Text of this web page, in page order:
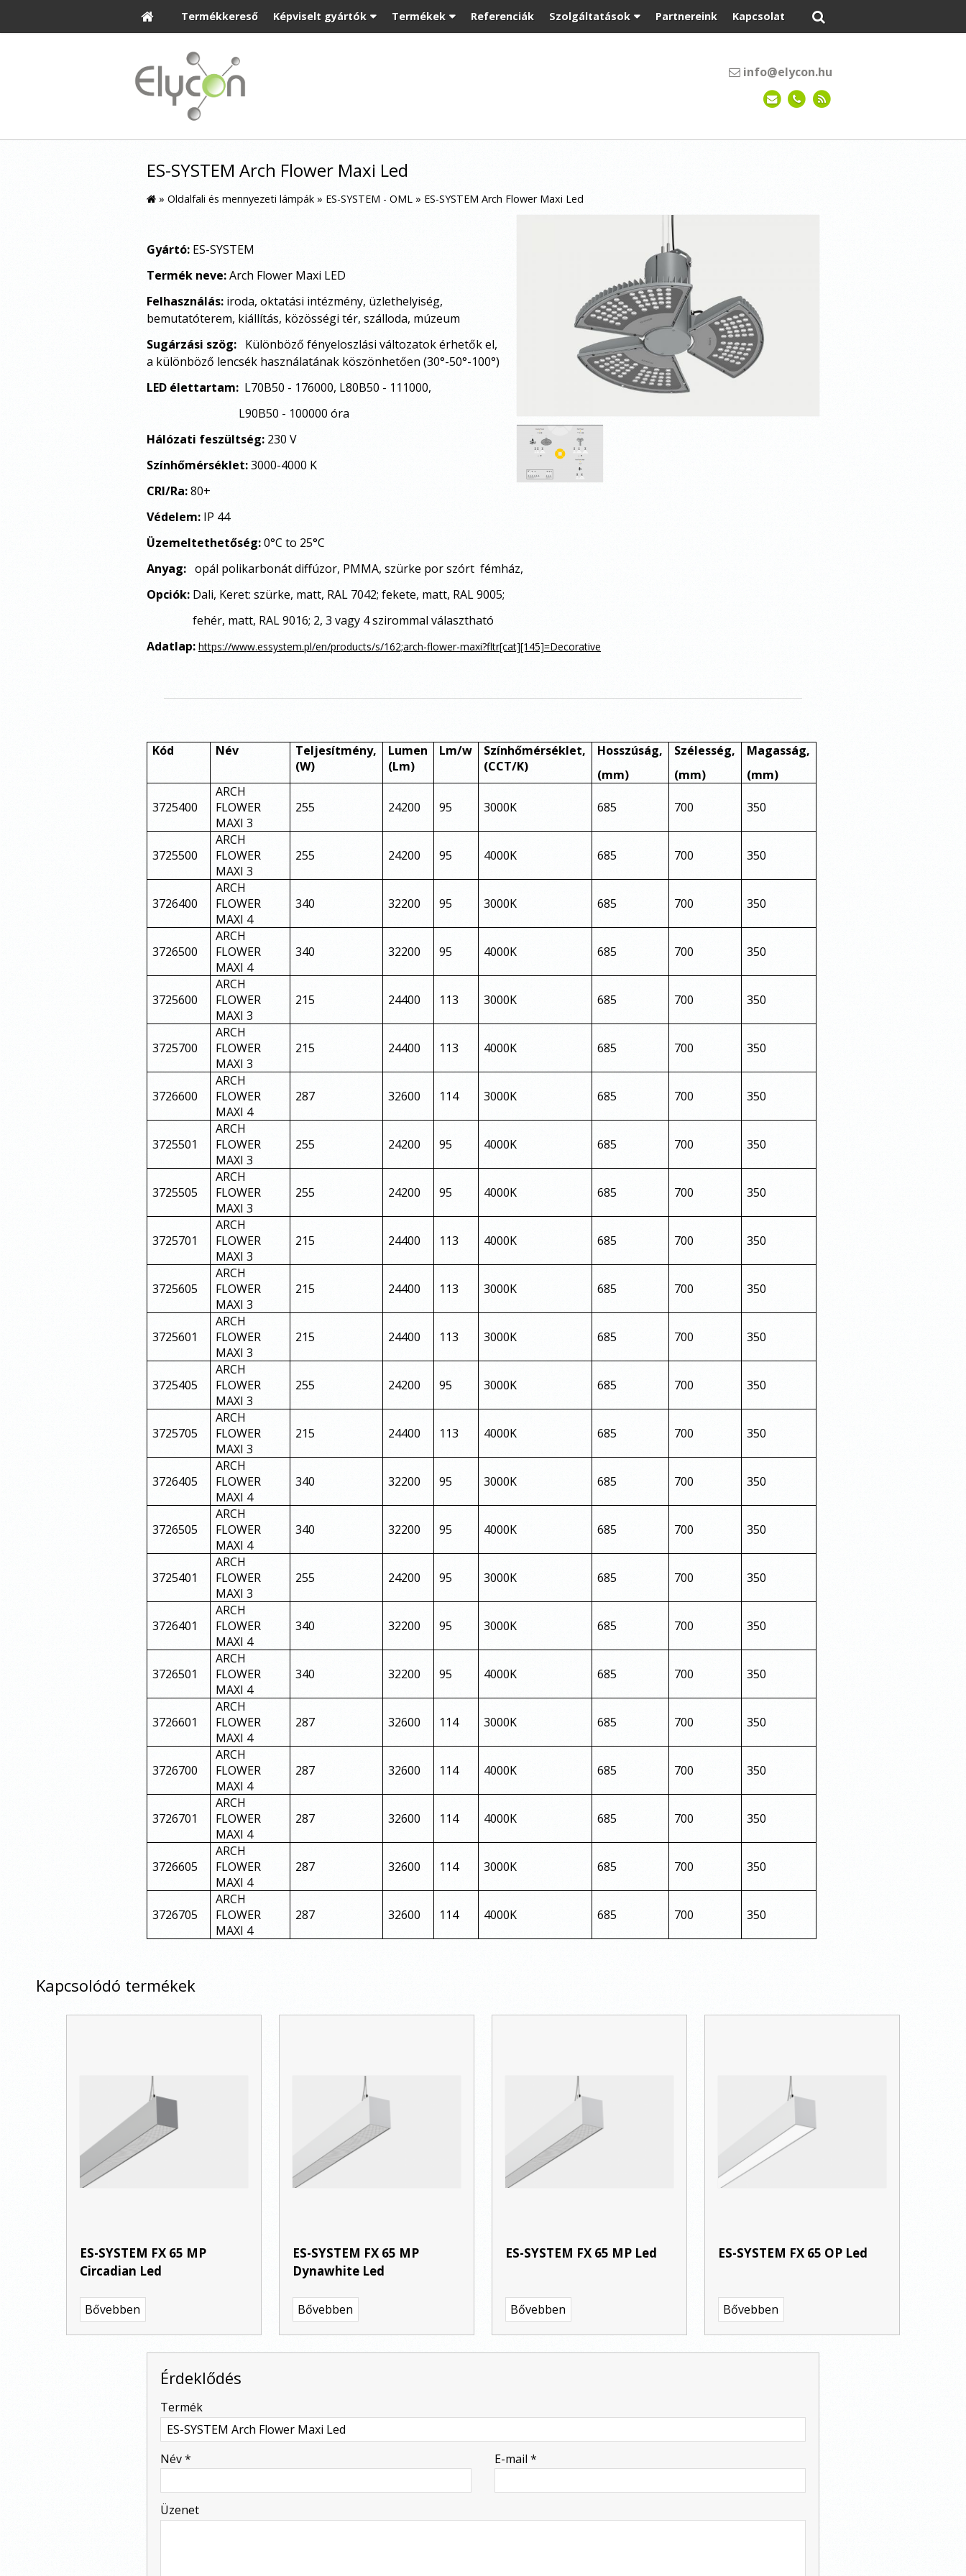
Termékkereső Képviselt gyártók Termékek Referenciák Szolgáltatások Partnereink Kapcsolat
info@elycon.hu
ES-SYSTEM Arch Flower Maxi Led
» Oldalfali és mennyezeti lámpák » ES-SYSTEM - OML » ES-SYSTEM Arch Flower Maxi Led
Gyártó: ES-SYSTEM
Termék neve:Arch Flower Maxi LED
Felhasználás: iroda, oktatási intézmény, üzlethelyiség,
bemutatóterem, kiállítás, közösségi tér, szálloda, múzeum
Sugárzási szög: Különböző fényeloszlási változatok érhetők el,
a különböző lencsék használatának köszönhetően (30°-50°-100°)
LED élettartam: L70B50 - 176000, L80B50 - 111000,
L90B50 - 100000 óra
Hálózati feszültség: 230 V
Színhőmérséklet:3000-4000 K
CRI/Ra:80+
Védelem: IP 44
Üzemeltethetőség:0°C to 25°C
Anyag: opál polikarbonát diffúzor, PMMA, szürke por szórt fémház,
Opciók: Dali, Keret: szürke, matt, RAL 7042; fekete, matt, RAL 9005;
fehér, matt, RAL 9016; 2, 3 vagy 4 szirommal választható
Adatlap: https://www.essystem.pl/en/products/s/162;arch-flower-maxi?fltr[cat][145]=Decorative
Kód Név
Teljesítmény,
(W)
Lumen
(Lm)
Lm/w
Színhőmérséklet,
(CCT/K)
Hosszúság,
(mm)
Szélesség,
(mm)
Magasság,
(mm)
3725400
ARCH
FLOWER
MAXI 3
255 24200 95 3000K 685 700 350
3725500
ARCH
FLOWER
MAXI 3
255 24200 95 4000K 685 700 350
3726400
ARCH
FLOWER
MAXI 4
340 32200 95 3000K 685 700 350
3726500
ARCH
FLOWER
MAXI 4
340 32200 95 4000K 685 700 350
3725600
ARCH
FLOWER
MAXI 3
215 24400 113 3000K 685 700 350
3725700
ARCH
FLOWER
MAXI 3
215 24400 113 4000K 685 700 350
3726600
ARCH
FLOWER
MAXI 4
287 32600 114 3000K 685 700 350
3725501
ARCH
FLOWER
MAXI 3
255 24200 95 4000K 685 700 350
3725505
ARCH
FLOWER
MAXI 3
255 24200 95 4000K 685 700 350
3725701
ARCH
FLOWER
MAXI 3
215 24400 113 4000K 685 700 350
3725605
ARCH
FLOWER
MAXI 3
215 24400 113 3000K 685 700 350
3725601
ARCH
FLOWER
MAXI 3
215 24400 113 3000K 685 700 350
3725405
ARCH
FLOWER
MAXI 3
255 24200 95 3000K 685 700 350
3725705
ARCH
FLOWER
MAXI 3
215 24400 113 4000K 685 700 350
3726405
ARCH
FLOWER
MAXI 4
340 32200 95 3000K 685 700 350
3726505
ARCH
FLOWER
MAXI 4
340 32200 95 4000K 685 700 350
3725401
ARCH
FLOWER
MAXI 3
255 24200 95 3000K 685 700 350
3726401
ARCH
FLOWER
MAXI 4
340 32200 95 3000K 685 700 350
3726501
ARCH
FLOWER
MAXI 4
340 32200 95 4000K 685 700 350
3726601
ARCH
FLOWER
MAXI 4
287 32600 114 3000K 685 700 350
3726700
ARCH
FLOWER
MAXI 4
287 32600 114 4000K 685 700 350
3726701
ARCH
FLOWER
MAXI 4
287 32600 114 4000K 685 700 350
3726605
ARCH
FLOWER
MAXI 4
287 32600 114 3000K 685 700 350
3726705
ARCH
FLOWER
MAXI 4
287 32600 114 4000K 685 700 350
Kapcsolódó termékek
ES-SYSTEM FX 65 MP
Circadian Led
Bővebben
ES-SYSTEM FX 65 MP
Dynawhite Led
Bővebben
ES-SYSTEM FX 65 MP Led
Bővebben
ES-SYSTEM FX 65 OP Led
Bővebben
Érdeklődés
-
Termék
Név* E-mail *
Üzenet